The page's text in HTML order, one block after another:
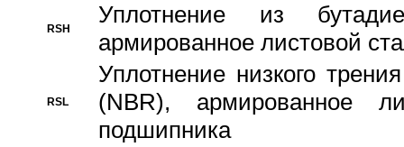
RSH
Уплотнение из
армированное листовой
RSL
Уплотнение низкого
(NBR), армированное
подшипника